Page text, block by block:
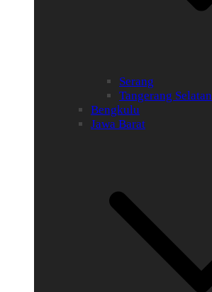
Serang
Tangerang Selatan
Bengkulu
Jawa Barat